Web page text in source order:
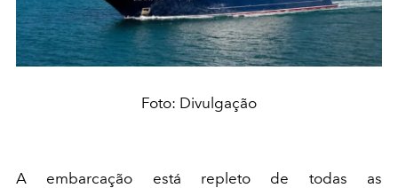
Foto: Divulgação
A embarcação está repleto de todas as